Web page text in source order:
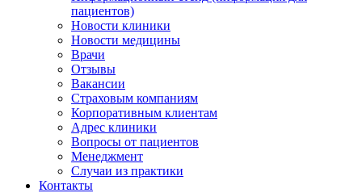
пациентов)
Новости клиники
Новости медицины
Врачи
Отзывы
Вакансии
Страховым компаниям
Корпоративным клиентам
Адрес клиники
Вопросы от пациентов
Менеджмент
Случаи из практики
Контакты